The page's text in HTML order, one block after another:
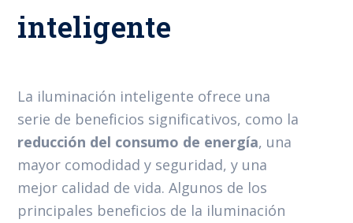
inteligente
La iluminación inteligente ofrece una
serie de beneficios significativos, como la
reducción del consumo de energía, una
mayor comodidad y seguridad, y una
mejor calidad de vida. Algunos de los
principales beneficios de la iluminación